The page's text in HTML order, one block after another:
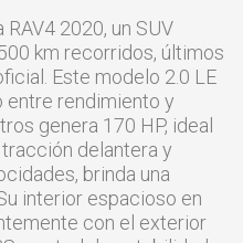
2020, un SUV
km recorridos, últimos
Este modelo 2.0 LE
rendimiento y
genera 170 HP, ideal
delantera y
brinda una
interior espacioso en
con el exterior